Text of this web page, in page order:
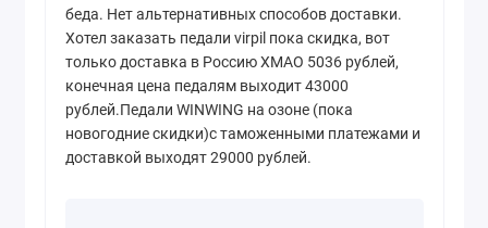
беда. Нет альтернативных способов доставки.
Хотел заказать педали virpil пока скидка, вот
только доставка в Россию ХМАО 5036 рублей,
конечная цена педалям выходит 43000
рублей.Педали WINWING на озоне (пока
новогодние скидки)с таможенными платежами и
доставкой выходят 29000 рублей.